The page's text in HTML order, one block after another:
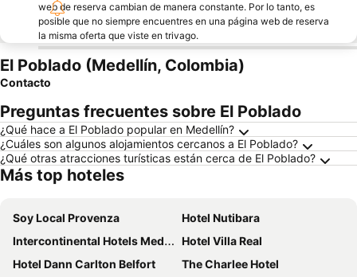
web de reserva cambian de manera constante. Por lo tanto, es
posible que no siempre encuentres en una página web de reserva
la misma oferta que viste en trivago.
El Poblado (Medellín, Colombia)
Contacto
Preguntas frecuentes sobre El Poblado
¿Qué hace a El Poblado popular en Medellín?
¿Cuáles son algunos alojamientos cercanos a El Poblado?
¿Qué otras atracciones turísticas están cerca de El Poblado?
Más top hoteles
Soy Local Provenza
Hotel Nutibara
Intercontinental Hotels Medellin - Movich By Ihg
Hotel Villa Real
Hotel Dann Carlton Belfort
The Charlee Hotel